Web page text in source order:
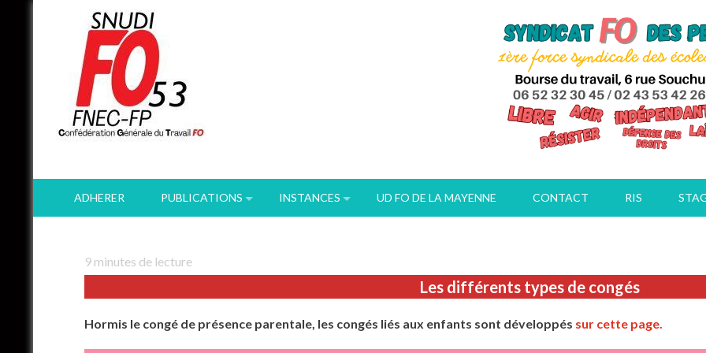
ADHERER PUBLICATIONS INSTANCES UD FO DE LA MAYENNE CONTACT RIS
9 minutes de lecture
Les différents types de congés
Hormis le congé de présence parentale, les congés liés aux enfants sont développés sur cette page.